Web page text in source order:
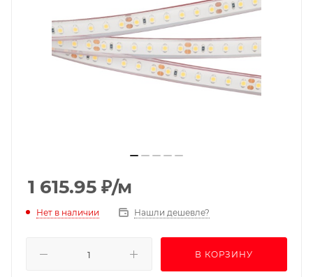
1 615.95 ₽/м
Нет в наличии Нашли дешевле?
В КОРЗИНУ